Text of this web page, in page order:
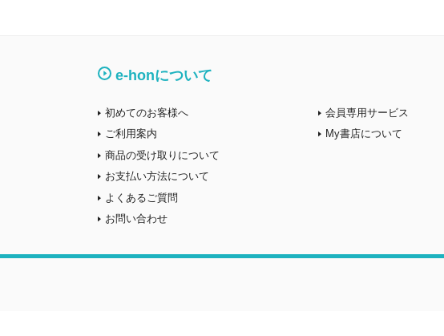
e-honについて
初めてのお客様へ
ご利用案内
商品の受け取りについて
お支払い方法について
よくあるご質問
お問い合わせ
会員専用サービス
My書店について